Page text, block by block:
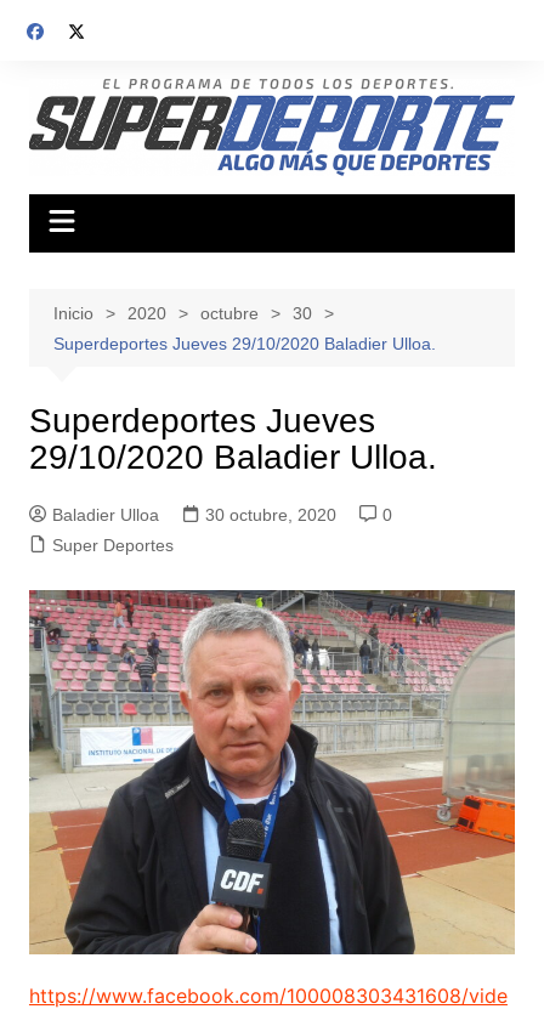
Inicio 2020 octubre
30
Superdeportes Jueves 29/10/2020 Baladier Ulloa.
Superdeportes Jueves
29/10/2020 Baladier Ulloa.
Baladier Ulloa 30 octubre, 2020
0
Super Deportes
https://www.facebook.com/100008303431608/vide